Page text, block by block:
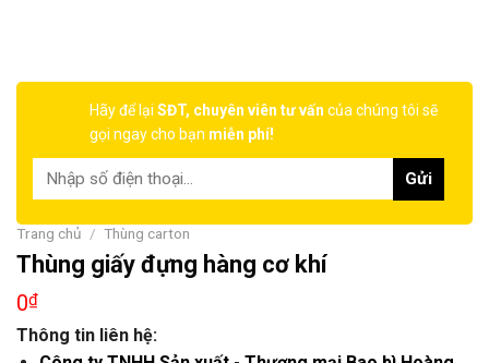
Hãy để lại SĐT, chuyên viên tư vấn của chúng tôi sẽ
gọi ngay cho bạn miễn phí!
Trang chủ / Thùng carton
Thùng giấy đựng hàng cơ khí
0₫
Thông tin liên hệ: